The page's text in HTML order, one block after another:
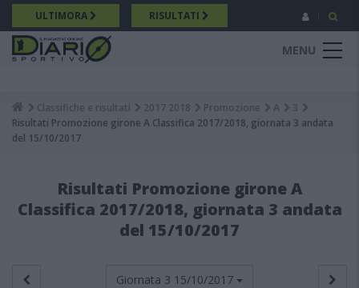
Salta
al
contenuto
principale
ULTIMORA RISULTATI
MENU
Breadcrumb
Classifiche e risultati 2017 2018 Promozione A
3
Risultati Promozione girone A Classifica 2017/2018, giornata 3 andata
del 15/10/2017
Risultati Promozione girone A
Classifica 2017/2018, giornata 3 andata
del 15/10/2017
Giornata 3 15/10/2017